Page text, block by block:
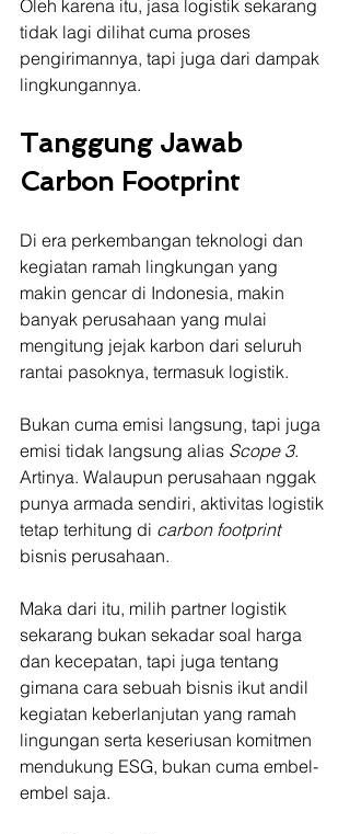
Oleh karena itu, jasa logistik sekarang
tidak lagi dilihat cuma proses
pengirimannya, tapi juga dari dampak
lingkungannya.
Tanggung Jawab
Carbon Footprint
Di era perkembangan teknologi dan
kegiatan ramah lingkungan yang
makin gencar di Indonesia, makin
banyak perusahaan yang mulai
mengitung jejak karbon dari seluruh
rantai pasoknya, termasuk logistik.
Bukan cuma emisi langsung, tapi juga
emisi tidak langsung alias Scope 3.
Artinya. Walaupun perusahaan nggak
punya armada sendiri, aktivitas logistik
tetap terhitung di carbon footprint
bisnis perusahaan.
Maka dari itu, milih partner logistik
sekarang bukan sekadar soal harga
dan kecepatan, tapi juga tentang
gimana cara sebuah bisnis ikut andil
kegiatan keberlanjutan yang ramah
lingungan serta keseriusan komitmen
mendukung ESG, bukan cuma embel-
embel saja.